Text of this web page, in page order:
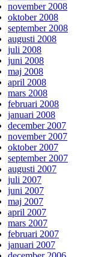
november 2008
oktober 2008
september 2008
augusti 2008
juli 2008
juni 2008
maj 2008
april 2008
mars 2008
februari 2008
januari 2008
december 2007
november 2007
oktober 2007
september 2007
augusti 2007
juli 2007
juni 2007
maj 2007
april 2007
mars 2007
februari 2007
januari 2007